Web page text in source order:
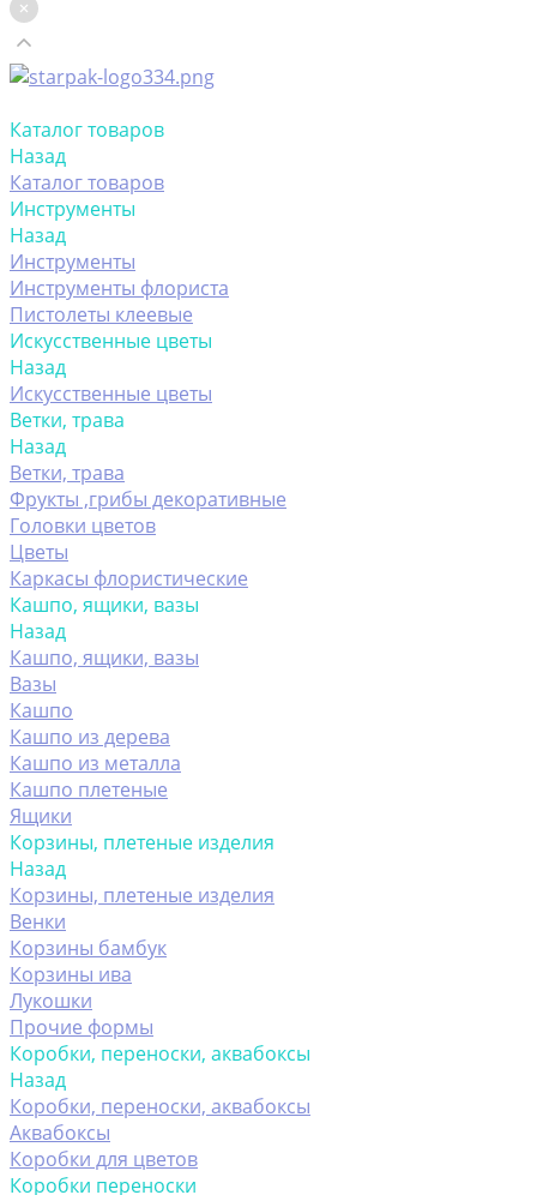
Каталог товаров
Назад
Каталог товаров
Инструменты
Назад
Инструменты
Инструменты флориста
Пистолеты клеевые
Искусственные цветы
Назад
Искусственные цветы
Ветки, трава
Назад
Ветки, трава
Фрукты ,грибы декоративные
Головки цветов
Цветы
Каркасы флористические
Кашпо, ящики, вазы
Назад
Кашпо, ящики, вазы
Вазы
Кашпо
Кашпо из дерева
Кашпо из металла
Кашпо плетеные
Ящики
Корзины, плетеные изделия
Назад
Корзины, плетеные изделия
Венки
Корзины бамбук
Корзины ива
Лукошки
Прочие формы
Коробки, переноски, аквабоксы
Назад
Коробки, переноски, аквабоксы
Аквабоксы
Коробки для цветов
Коробки переноски